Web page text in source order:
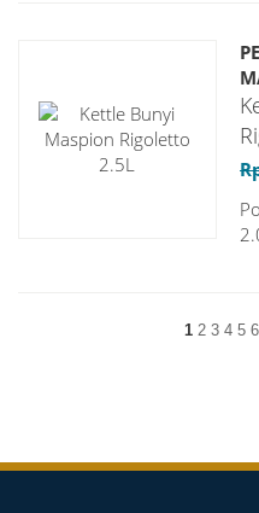
1 2 3 4 5 6